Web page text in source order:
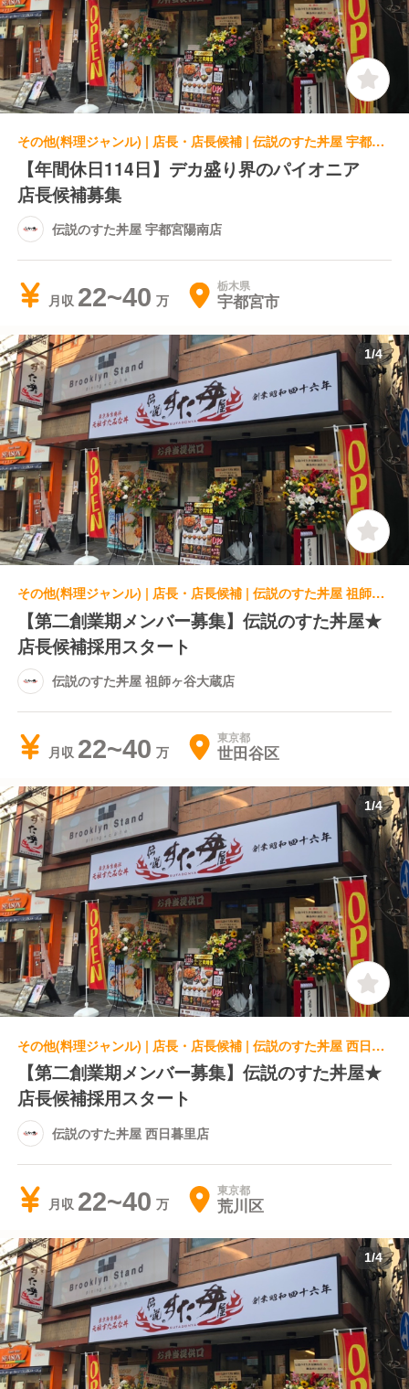
その他(料理ジャンル) | 店長・店長候補 | 伝説のすた丼屋 宇都宮陽南店
【年間休日114日】デカ盛り界のパイオニア
店長候補募集
伝説のすた丼屋 宇都宮陽南店
月収 22~40 栃木県
宇都宮市
1/4
その他(料理ジャンル) | 店長・店長候補 | 伝説のすた丼屋 祖師ヶ谷大蔵店
【第二創業期メンバー募集】伝説のすた丼屋★
店長候補採用スタート
伝説のすた丼屋 祖師ヶ谷大蔵店
月収 22~40 東京都
世田谷区
1/4
その他(料理ジャンル) | 店長・店長候補 | 伝説のすた丼屋 西日暮里店
【第二創業期メンバー募集】伝説のすた丼屋★
店長候補採用スタート
伝説のすた丼屋 西日暮里店
月収 22~40 東京都
荒川区
1/4